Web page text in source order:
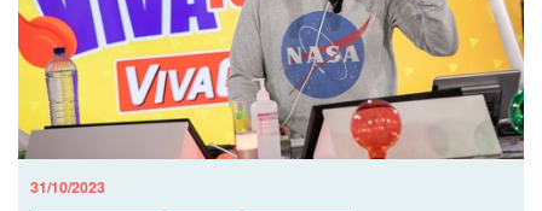
31/10/2023